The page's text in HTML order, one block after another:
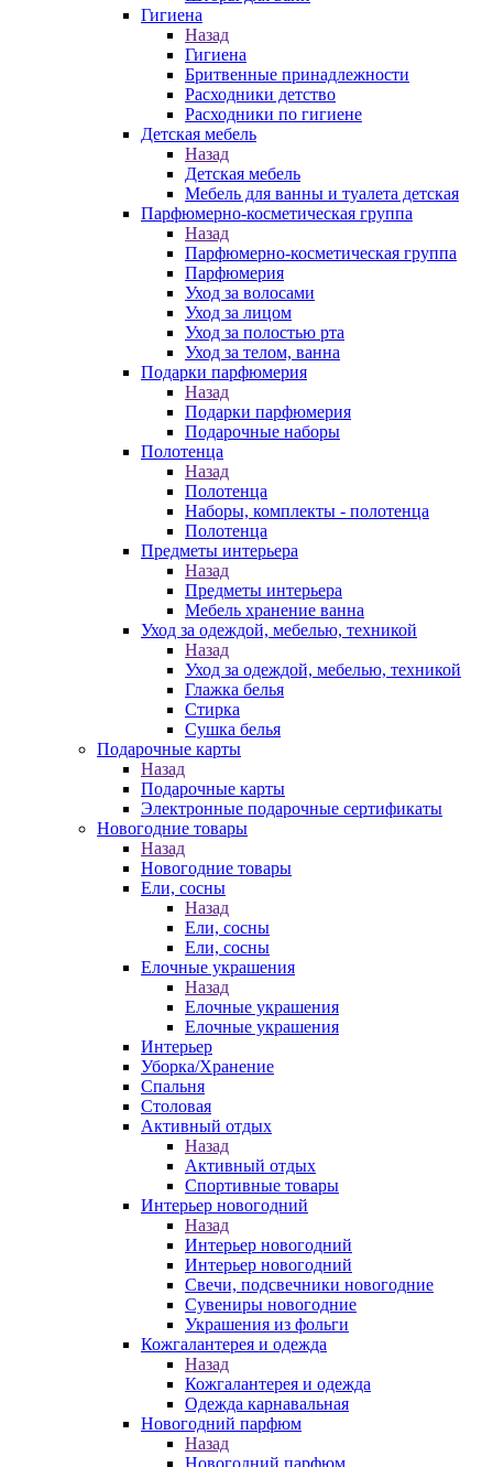
Гигиена
Назад
Гигиена
Бритвенные принадлежности
Расходники детство
Расходники по гигиене
Детская мебель
Назад
Детская мебель
Мебель для ванны и туалета детская
Парфюмерно-косметическая группа
Назад
Парфюмерно-косметическая группа
Парфюмерия
Уход за волосами
Уход за лицом
Уход за полостью рта
Уход за телом, ванна
Подарки парфюмерия
Назад
Подарки парфюмерия
Подарочные наборы
Полотенца
Назад
Полотенца
Наборы, комплекты - полотенца
Полотенца
Предметы интерьера
Назад
Предметы интерьера
Мебель хранение ванна
Уход за одеждой, мебелью, техникой
Назад
Уход за одеждой, мебелью, техникой
Глажка белья
Стирка
Сушка белья
Подарочные карты
Назад
Подарочные карты
Электронные подарочные сертификаты
Новогодние товары
Назад
Новогодние товары
Ели, сосны
Назад
Ели, сосны
Ели, сосны
Елочные украшения
Назад
Елочные украшения
Елочные украшения
Интерьер
Уборка/Хранение
Спальня
Столовая
Активный отдых
Назад
Активный отдых
Спортивные товары
Интерьер новогодний
Назад
Интерьер новогодний
Интерьер новогодний
Свечи, подсвечники новогодние
Сувениры новогодние
Украшения из фольги
Кожгалантерея и одежда
Назад
Кожгалантерея и одежда
Одежда карнавальная
Новогодний парфюм
Назад
Новогодний парфюм